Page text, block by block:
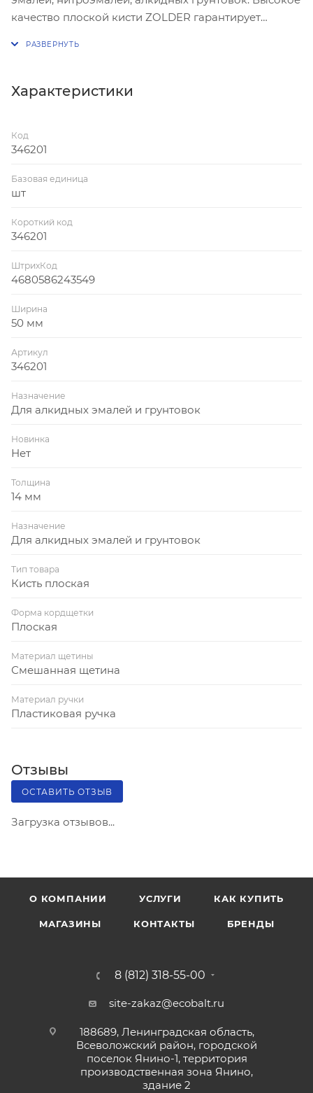
качество плоской кисти ZOLDER гарантирует
нержавеющей стали; • пластиковая ручка.
Характеристики
Код
346201
Базовая единица
шт
Короткий код
346201
ШтрихКод
4680586243549
Ширина
50 мм
Артикул
346201
Назначение
Для алкидных эмалей и грунтовок
Новинка
Нет
Толщина
14 мм
Назначение
Для алкидных эмалей и грунтовок
Тип товара
Кисть плоская
Форма кордщетки
Плоская
Материал щетины
Смешанная щетина
Материал ручки
Пластиковая ручка
Отзывы
ОСТАВИТЬ ОТЗЫВ
Загрузка отзывов...
О КОМПАНИИ УСЛУГИ КАК КУПИТЬ
МАГАЗИНЫ КОНТАКТЫ БРЕНДЫ
8 (812) 318-55-00
site-zakaz@ecobalt.ru
188689, Ленинградская область,
Всеволожский район, городской
поселок Янино-1, территория
производственная зона Янино,
здание 2